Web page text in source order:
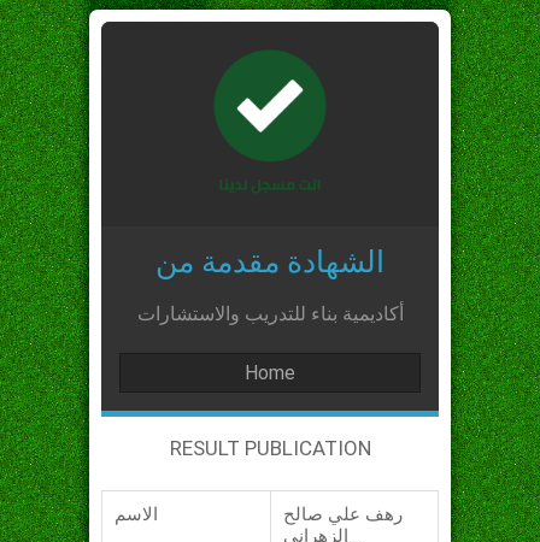
الشهادة مقدمة من
أكاديمية بناء للتدريب والاستشارات
Home
RESULT PUBLICATION
الاسم
رهف علي صالح